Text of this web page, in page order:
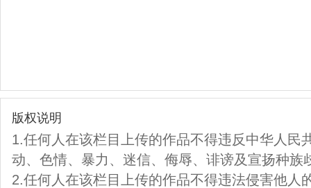
版权说明
1.任何人在该栏目上传的作品不得违反中华人民
动、色情、暴力、迷信、侮辱、诽谤及宣扬种族
2.任何人在该栏目上传的作品不得违法侵害他人